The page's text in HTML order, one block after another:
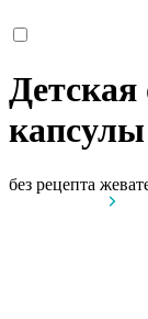
Детская
капсулы
без рецепта